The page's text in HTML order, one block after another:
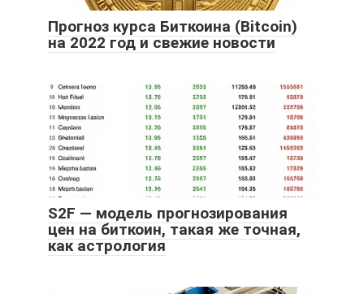
Прогноз курса Биткоина (Bitcoin)
на 2022 год и свежие новости
S2F — модель прогнозирования
цен на биткоин, такая же точная,
как астрология